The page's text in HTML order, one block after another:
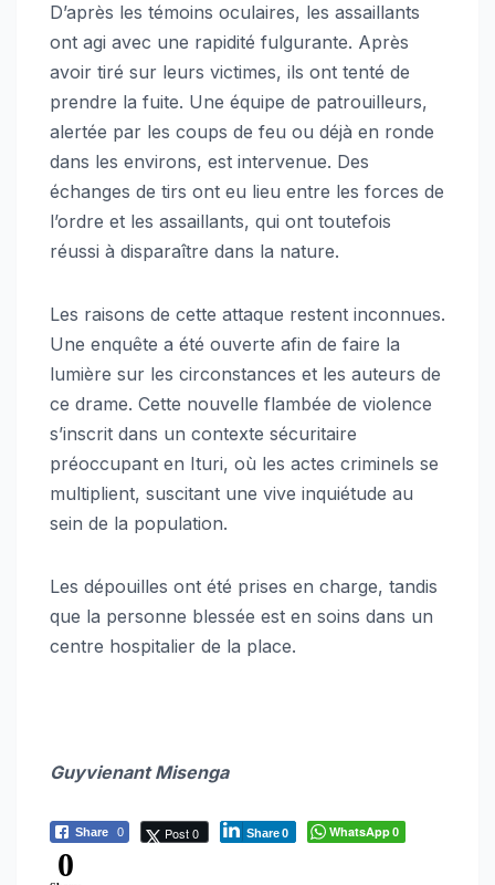
D’après les témoins oculaires, les assaillants
ont agi avec une rapidité fulgurante. Après
avoir tiré sur leurs victimes, ils ont tenté de
prendre la fuite. Une équipe de patrouilleurs,
alertée par les coups de feu ou déjà en ronde
dans les environs, est intervenue. Des
échanges de tirs ont eu lieu entre les forces de
l’ordre et les assaillants, qui ont toutefois
réussi à disparaître dans la nature.
Les raisons de cette attaque restent inconnues.
Une enquête a été ouverte afin de faire la
lumière sur les circonstances et les auteurs de
ce drame. Cette nouvelle flambée de violence
s’inscrit dans un contexte sécuritaire
préoccupant en Ituri, où les actes criminels se
multiplient, suscitant une vive inquiétude au
sein de la population.
Les dépouilles ont été prises en charge, tandis
que la personne blessée est en soins dans un
centre hospitalier de la place.
Guyvienant Misenga
Share 0 Post 0 Share0 WhatsApp0
0